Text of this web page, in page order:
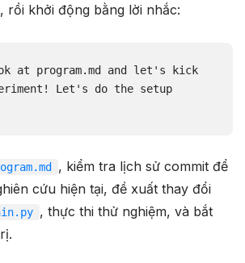
rồi khởi động bằng lời nhắc:
at program.md and let's kick
Let's do the setup
, kiểm tra lịch sử commit để
cứu hiện tại, đề xuất thay đổi
, thực thi thử nghiệm, và bắt